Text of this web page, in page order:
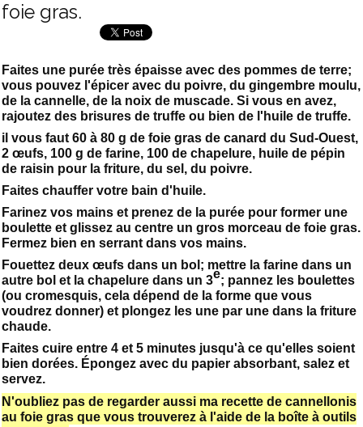
foie gras.
Faites une purée très épaisse avec des pommes de terre;
vous pouvez l'épicer avec du poivre, du gingembre moulu,
de la cannelle, de la noix de muscade. Si vous en avez,
rajoutez des brisures de truffe ou bien de l'huile de truffe.
il vous faut 60 à 80 g de foie gras de canard du Sud-Ouest,
2 œufs, 100 g de farine, 100 de chapelure, huile de pépin
de raisin pour la friture, du sel, du poivre.
Faites chauffer votre bain d'huile.
Farinez vos mains et prenez de la purée pour former une
boulette et glissez au centre un gros morceau de foie gras.
Fermez bien en serrant dans vos mains.
Fouettez deux œufs dans un bol; mettre la farine dans un
autre bol et la chapelure dans un 3e; pannez les boulettes
(ou cromesquis, cela dépend de la forme que vous
voudrez donner) et plongez les une par une dans la friture
chaude.
Faites cuire entre 4 et 5 minutes jusqu'à ce qu'elles soient
bien dorées. Épongez avec du papier absorbant, salez et
servez.
N'oubliez pas de regarder aussi ma recette de cannellonis
au foie gras que vous trouverez à l'aide de la boîte à outils